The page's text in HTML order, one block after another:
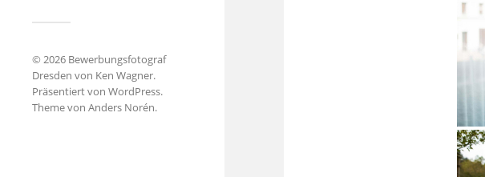
© 2026 Bewerbungsfotograf
Dresden von Ken Wagner.
Präsentiert von WordPress.
Theme von Anders Norén.